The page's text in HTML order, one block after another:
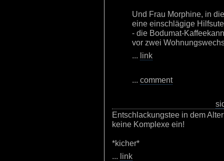
Und Frau Morphine, in
eine einschlägige
- die Bodumat-
vor zwei
... link
... comment
Entschlackungstee in dem
keine Komplexe ein!
*kicher*
... link